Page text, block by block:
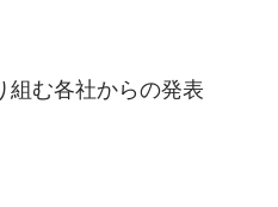
組む各社からの発表